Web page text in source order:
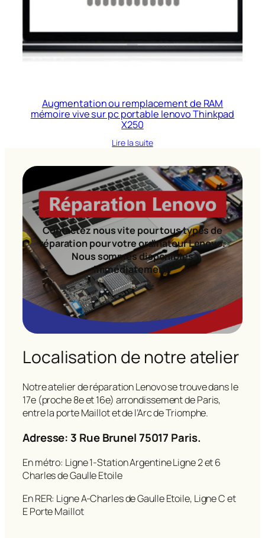
Augmentation ou remplacement de RAM
mémoire vive sur pc portable lenovo Thinkpad
X250
Lire la suite
Contactez nous vite pour tous types de
réparation pour votre ordinateur Lenovo.
Nous sommes disponibles
immédiatement!
Localisation de notre atelier
Notre atelier de réparation Lenovo se trouve dans le
17e (proche 8e et 16e) arrondissement de Paris,
entre la porte Maillot et de l’Arc de Triomphe.
Adresse: 3 Rue Brunel 75017 Paris.
En métro: Ligne 1-Station Argentine Ligne 2 et 6
Charles de Gaulle Etoile
En RER: Ligne A-Charles de Gaulle Etoile, Ligne C et
E Porte Maillot